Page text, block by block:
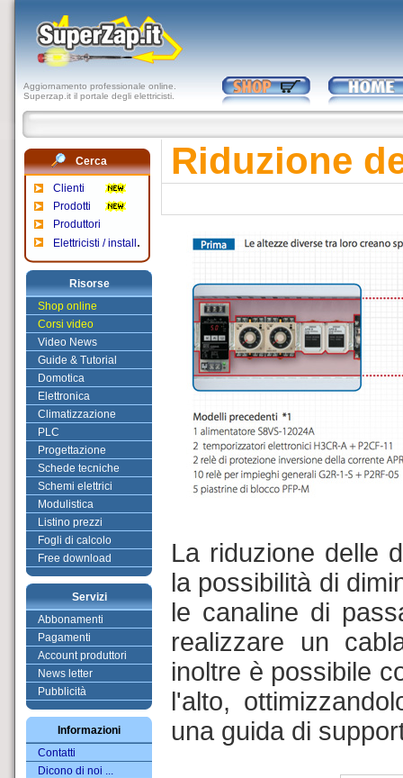
Aggiornamento professionale online.
Superzap.it il portale degli elettricisti.
Cerca
Clienti
Prodotti
Produttori
Elettricisti / install .
Risorse
Shop online
Corsi video
Video News
Guide & Tutorial
Domotica
Elettronica
Climatizzazione
PLC
Progettazione
Schede tecniche
Schemi elettrici
Modulistica
Listino prezzi
Fogli di calcolo
Free download
Servizi
Abbonamenti
Pagamenti
Account produttori
News letter
Pubblicità
Informazioni
Contatti
Dicono di noi ...
Riduzione
La riduzione delle
la possibilità di
le canaline di
realizzare un
inoltre è possibile
l'alto,
una guida di